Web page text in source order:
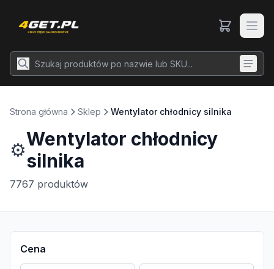
Strona główna Sklep Wentylator chłodnicy silnika
⚙️Wentylator chłodnicy
silnika
7767 produktów
Cena